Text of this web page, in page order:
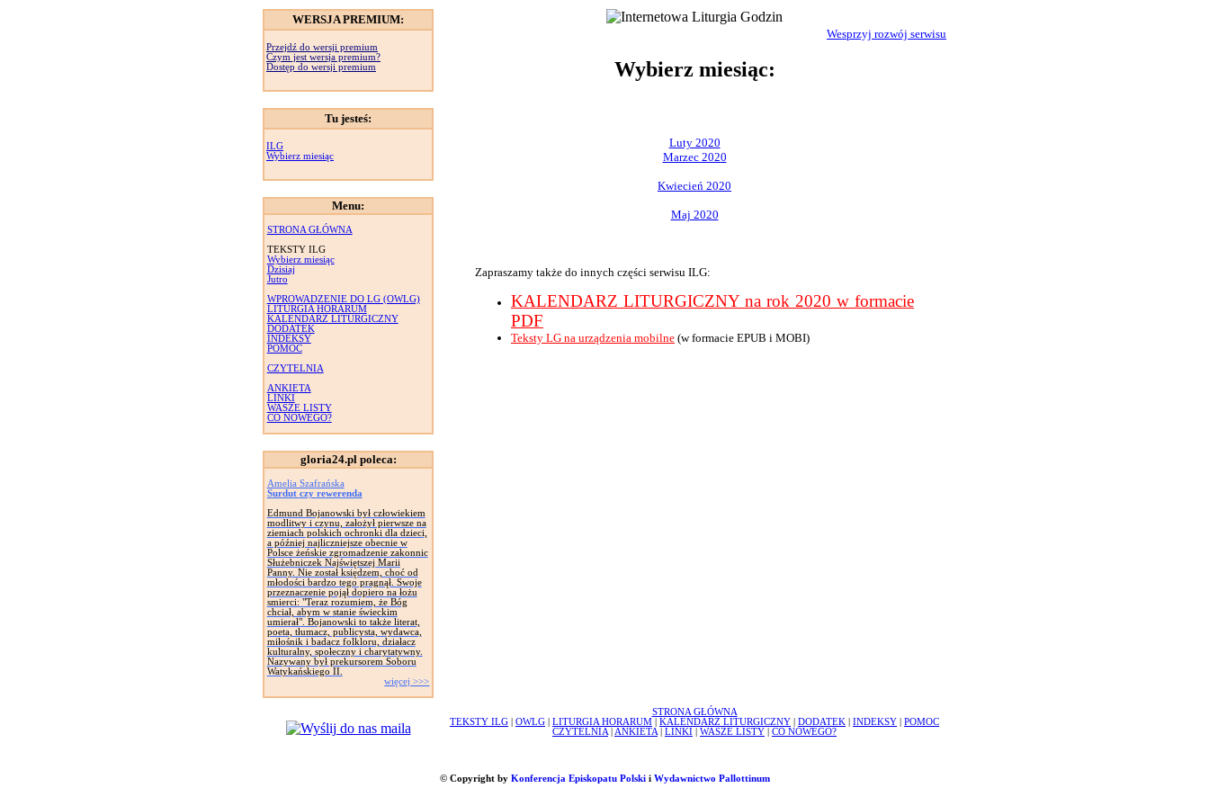
WERSJA PREMIUM:
Przejdź do wersji premium
Czym jest wersja premium?
Dostęp do wersji premium
Tu jesteś:
ILG
Wybierz miesiąc
Menu:
STRONA GŁÓWNA
TEKSTY ILG
Wybierz miesiąc
Dzisiaj
Jutro
WPROWADZENIE DO LG (OWLG)
LITURGIA HORARUM
KALENDARZ LITURGICZNY
DODATEK
INDEKSY
POMOC
CZYTELNIA
ANKIETA
LINKI
WASZE LISTY
CO NOWEGO?
gloria24.pl poleca:
Amelia Szafrańska
Surdut czy rewerenda
Edmund Bojanowski był człowiekiem
modlitwy i czynu, założył pierwsze na
ziemiach polskich ochronki dla dzieci,
a później najliczniejsze obecnie w
Polsce żeńskie zgromadzenie zakonnic
Służebniczek Najświętszej Marii
Panny. Nie został księdzem, choć od
młodości bardzo tego pragnął. Swoje
przeznaczenie pojął dopiero na łożu
smierci: "Teraz rozumiem, że Bóg
chciał, abym w stanie świeckim
umierał". Bojanowski to także literat,
poeta, tłumacz, publicysta, wydawca,
miłośnik i badacz folkloru, działacz
kulturalny, społeczny i charytatywny.
Nazywany był prekursorem Soboru
Watykańskiego II.
więcej >>>
Wesprzyj rozwój serwisu
Wybierz miesiąc:
Luty 2020
Marzec 2020
Kwiecień 2020
Maj 2020
Zapraszamy także do innych części serwisu ILG:
KALENDARZ LITURGICZNY na rok 2020 w formacie
PDF
Teksty LG na urządzenia mobilne (w formacie EPUB i MOBI)
STRONA GŁÓWNA
TEKSTY ILG
OWLG LITURGIA HORARUM KALENDARZ LITURGICZNY DODATEK INDEKSY
POMOC
CZYTELNIA
ANKIETA LINKI WASZE LISTY CO NOWEGO?
© Copyright by Konferencja Episkopatu Polskii Wydawnictwo Pallottinum